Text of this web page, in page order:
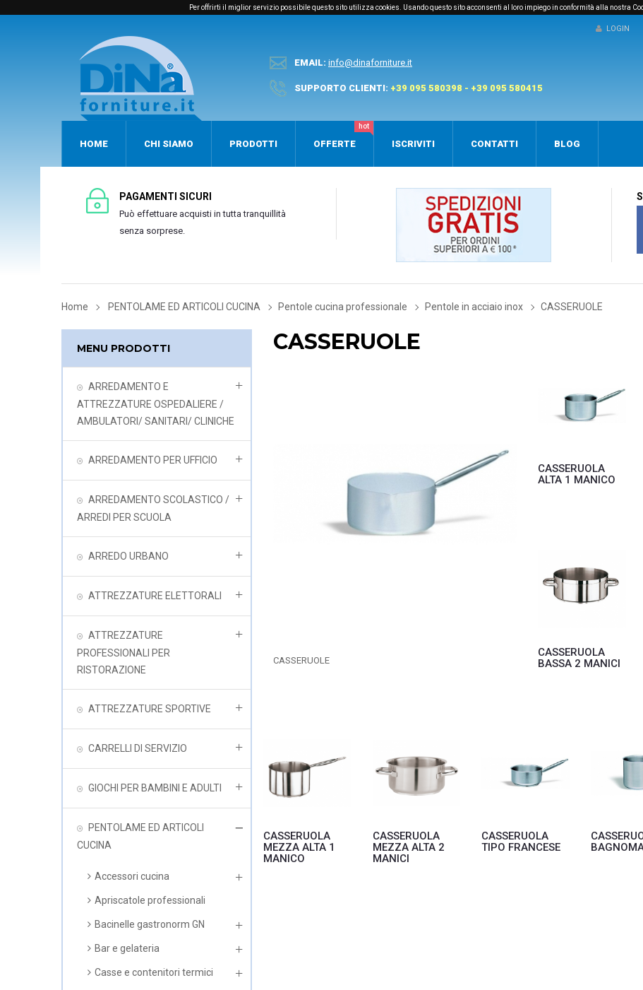
Per offrirti il miglior servizio possibile questo sito utilizza cookies. Usando questo sito acconsenti al loro impiego in conformità alla nostra
LOGIN
EMAIL: info@dinaforniture.it
SUPPORTO CLIENTI: +39 095 580398 - +39 095 580415
HOME CHI SIAMO PRODOTTI OFFERTE
hot
ISCRIVITI CONTATTI BLOG
PAGAMENTI SICURI
Può effettuare acquisti in tutta tranquillità
senza sorprese.
Home PENTOLAME ED ARTICOLI CUCINA Pentole cucina professionale Pentole in acciaio inox CASSERUOLE
MENU PRODOTTI
ARREDAMENTO E
ATTREZZATURE OSPEDALIERE /
AMBULATORI/ SANITARI/ CLINICHE
ARREDAMENTO PER UFFICIO
ARREDAMENTO SCOLASTICO /
ARREDI PER SCUOLA
ARREDO URBANO
ATTREZZATURE ELETTORALI
ATTREZZATURE
PROFESSIONALI PER
RISTORAZIONE
ATTREZZATURE SPORTIVE
CARRELLI DI SERVIZIO
GIOCHI PER BAMBINI E ADULTI
PENTOLAME ED ARTICOLI
CUCINA
Accessori cucina
Apriscatole professionali
Bacinelle gastronorm GN
Bar e gelateria
Casse e contenitori termici
CASSERUOLE
CASSERUOLE
CASSERUOLA
ALTA 1 MANICO
CASSERUOLA
BASSA 2 MANICI
CASSERUOLA
MEZZA ALTA 1
MANICO
CASSERUOLA
MEZZA ALTA 2
MANICI
CASSERUOLA
TIPO FRANCESE